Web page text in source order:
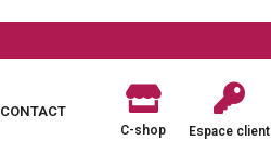
CONTACT
C-shop Espace client